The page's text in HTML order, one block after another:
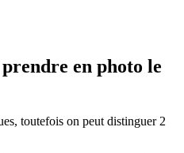
en photo le
toutefois on peut distinguer 2